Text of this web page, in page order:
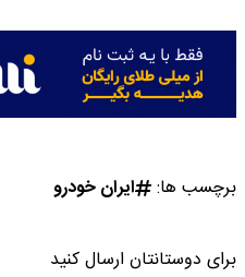
برچسب ها: ایران خودرو
برای دوستانتان ارسال کنید